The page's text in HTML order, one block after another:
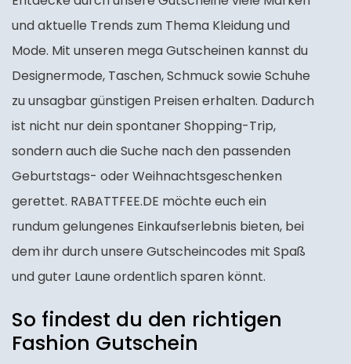
und aktuelle Trends zum Thema Kleidung und
Mode. Mit unseren mega Gutscheinen kannst du
Designermode, Taschen, Schmuck sowie Schuhe
zu unsagbar günstigen Preisen erhalten. Dadurch
ist nicht nur dein spontaner Shopping-Trip,
sondern auch die Suche nach den passenden
Geburtstags- oder Weihnachtsgeschenken
gerettet. RABATTFEE.DE möchte euch ein
rundum gelungenes Einkaufserlebnis bieten, bei
dem ihr durch unsere Gutscheincodes mit Spaß
und guter Laune ordentlich sparen könnt.
So findest du den richtigen
Fashion Gutschein